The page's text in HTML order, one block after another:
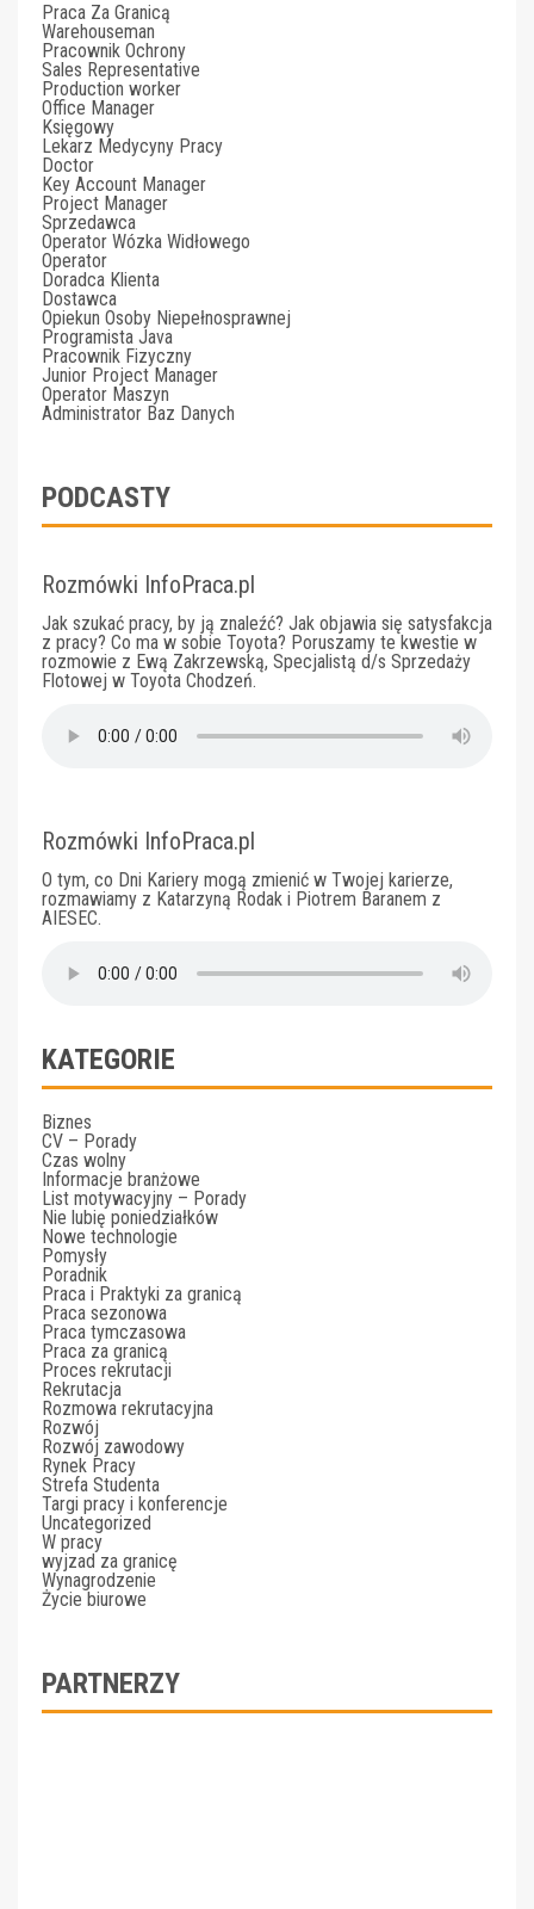
Praca Za Granicą
Warehouseman
Pracownik Ochrony
Sales Representative
Production worker
Office Manager
Księgowy
Lekarz Medycyny Pracy
Doctor
Key Account Manager
Project Manager
Sprzedawca
Operator Wózka Widłowego
Operator
Doradca Klienta
Dostawca
Opiekun Osoby Niepełnosprawnej
Programista Java
Pracownik Fizyczny
Junior Project Manager
Operator Maszyn
Administrator Baz Danych
PODCASTY
Rozmówki InfoPraca.pl
Jak szukać pracy, by ją znaleźć? Jak objawia się satysfakcja
z pracy? Co ma w sobie Toyota? Poruszamy te kwestie w
rozmowie z Ewą Zakrzewską, Specjalistą d/s Sprzedaży
Flotowej w Toyota Chodzeń.
Rozmówki InfoPraca.pl
O tym, co Dni Kariery mogą zmienić w Twojej karierze,
rozmawiamy z Katarzyną Rodak i Piotrem Baranem z
AIESEC.
KATEGORIE
Biznes
CV – Porady
Czas wolny
Informacje branżowe
List motywacyjny – Porady
Nie lubię poniedziałków
Nowe technologie
Pomysły
Poradnik
Praca i Praktyki za granicą
Praca sezonowa
Praca tymczasowa
Praca za granicą
Proces rekrutacji
Rekrutacja
Rozmowa rekrutacyjna
Rozwój
Rozwój zawodowy
Rynek Pracy
Strefa Studenta
Targi pracy i konferencje
Uncategorized
W pracy
wyjzad za granicę
Wynagrodzenie
Życie biurowe
PARTNERZY